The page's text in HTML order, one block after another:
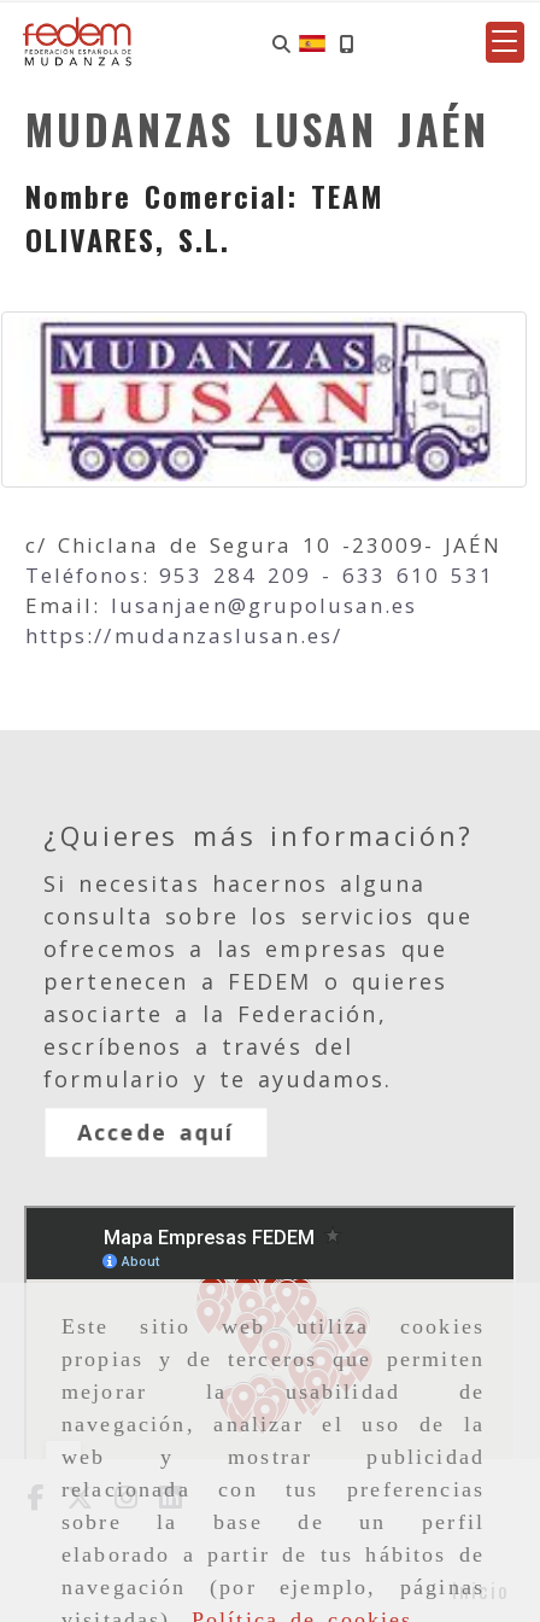
Este sitio web utiliza cookies
propias y de terceros que permiten
mejorar la usabilidad de
navegación, analizar el uso de la
web y mostrar publicidad
relacionada con tus preferencias
sobre la base de un perfil
elaborado a partir de tus hábitos de
navegación (por ejemplo, páginas
MUDANZAS LUSAN JAÉN
Nombre Comercial: TEAM
OLIVARES, S.L.
c/ Chiclana de Segura 10 -23009- JAÉN
Teléfonos: 953 284 209 - 633 610 531
Email: lusanjaen
grupolusan.es
https://mudanzaslusan.es/
¿Quieres más información?
Si necesitas hacernos alguna
consulta sobre los servicios que
ofrecemos a las empresas que
pertenecen a FEDEM o quieres
asociarte a la Federación,
escríbenos a través del
formulario y te ayudamos.
Accede aquí
Inicio